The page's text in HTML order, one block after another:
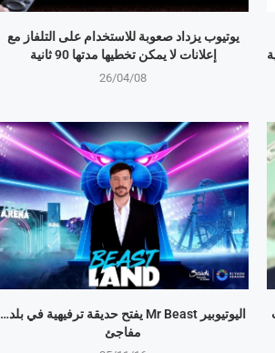
يوتيوب يزداد صعوبة للاستخدام على التلفاز مع
إعلانات لا يمكن تخطيها مدتها 90 ثانية
26/04/08
اليوتيوبير Mr Beast يفتح حديقة ترفيهية في بلد…
مفاجئ